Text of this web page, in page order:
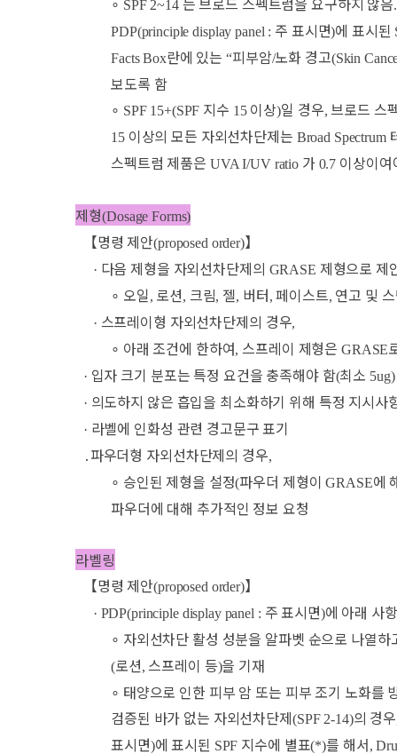
SPF 2~14
PDP(principle display panel : 주 표시면)에 표시된
Facts Box란에 있는“피부암/노화 경고(Skin
보도록 함
∘ SPF 15+(SPF 지수 15 이상)일 경우,브로드 스
15 이상의 모든 자외선차단제는 Broad Spectrum
스펙트럼 제품은 UVA I/UV ratio 가 0.7 이상이여
제형(Dosage Forms)
【명령 제안(proposed order)】
· 다음 제형을 자외선차단제의 GRASE 제형으로 제
∘ 오일, 로션, 크림, 젤, 버터,페이스트, 연고 및
· 스프레이형 자외선차단제의 경우,
∘ 아래 조건에 한하여,스프레이 제형은GRASE
· 입자 크기 분포는 특정 요건을 충족해야 함(최소 5ug)
· 의도하지 않은 흡입을 최소화하기 위해 특정 지시사
· 라벨에 인화성 관련 경고문구 표기
․파우더형 자외선차단제의 경우,
∘ 승인된 제형을 설정(파우더 제형이GRASE에
파우더에 대해 추가적인 정보 요청
라벨링
【명령 제안(proposed order)】
· PDP(principle display panel : 주 표시면)에 아래 사
∘ 자외선차단 활성 성분을 알파벳 순으로 나열하
(로션,스프레이 등)을 기재
∘ 태양으로 인한 피부 암 또는 피부 조기 노화를
검증된 바가 없는 자외선차단제(SPF 2-14)의 경우
표시면)에 표시된 SPF 지수에 별표(*)를 해서,